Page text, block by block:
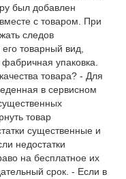
был добавлен
с товаром. При
следов
товарный вид,
упаковка.
товара? - Для
в сервисном
товар
существенные и
недостатки
на бесплатное их
срок. - Если в